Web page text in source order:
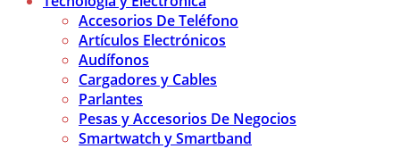
Accesorios De Teléfono
Artículos Electrónicos
Audífonos
Cargadores y Cables
Parlantes
Pesas y Accesorios De Negocios
Smartwatch y Smartband